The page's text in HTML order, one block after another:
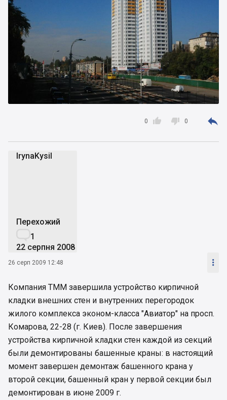

0  0 
IrynaKysil
Перехожий
1
22 серпня 2008
26 серп 2009 12:48 
Компания ТММ завершила устройство кирпичной
кладки внешних стен и внутренних перегородок
жилого комплекса эконом-класса "Авиатор" на просп.
Комарова, 22-28 (г. Киев). После завершения
устройства кирпичной кладки стен каждой из секций
были демонтированы башенные краны: в настоящий
момент завершен демонтаж башенного крана у
второй секции, башенный кран у первой секции был
демонтирован в июне 2009 г.